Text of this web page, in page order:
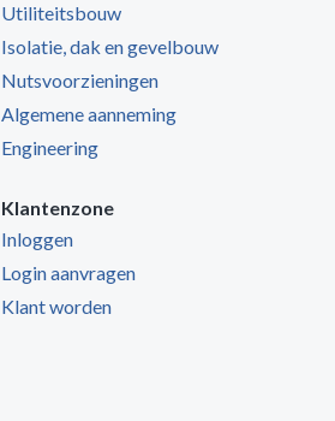
Utiliteitsbouw
Isolatie, dak en gevelbouw
Nutsvoorzieningen
Algemene aanneming
Engineering
Klantenzone
Inloggen
Login aanvragen
Klant worden